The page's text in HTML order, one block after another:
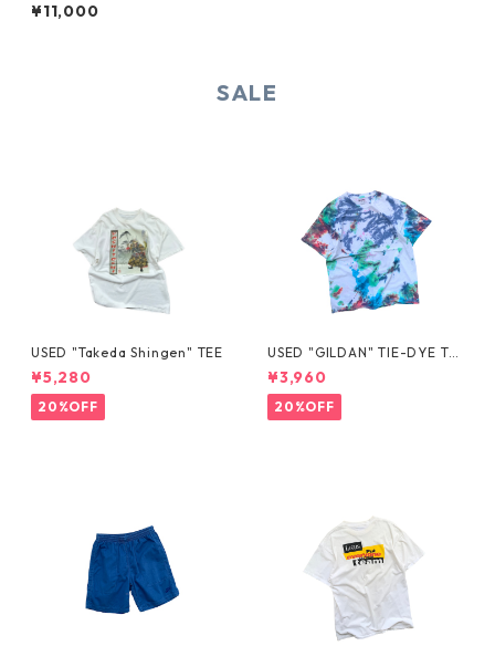
¥11,000
SALE
USED "Takeda Shingen" TEE
¥5,280
20%OFF
USED "GILDAN" TIE-DYE TE
E
¥3,960
20%OFF